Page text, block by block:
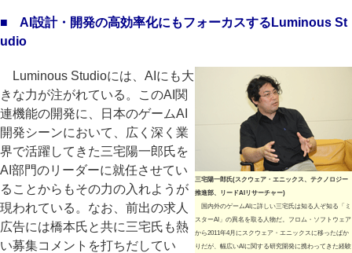
■ AI設計・開発の高効率化にもフォーカスするLuminous St
udio
三宅陽一郎氏(スクウェア・エニックス、テクノロジー
推進部、リードAIリサーチャー)
国内外のゲームAIに詳しい三宅氏は知る人ぞ知る「ミ
スターAI」の異名を取る人物だ。フロム・ソフトウェア
から2011年4月にスクウェア・エニックスに移ったばか
りだが、幅広いAIに関する研究開発に携わってきた経験
Luminous Studioには、AIにも大
きな力が注がれている。このAI関
連機能の開発に、日本のゲームAI
開発シーンにおいて、広く深く業
界で活躍してきた三宅陽一郎氏を
AI部門のリーダーに就任させてい
ることからもその力の入れようが
現われている。なお、前出の求人
広告には橋本氏と共に三宅氏も熱
い募集コメントを打ちだしてい